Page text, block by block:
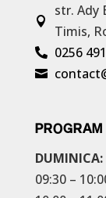

str. Ady
Timis,
 0256

PROGRAM
DUMINICA:
09:30 –